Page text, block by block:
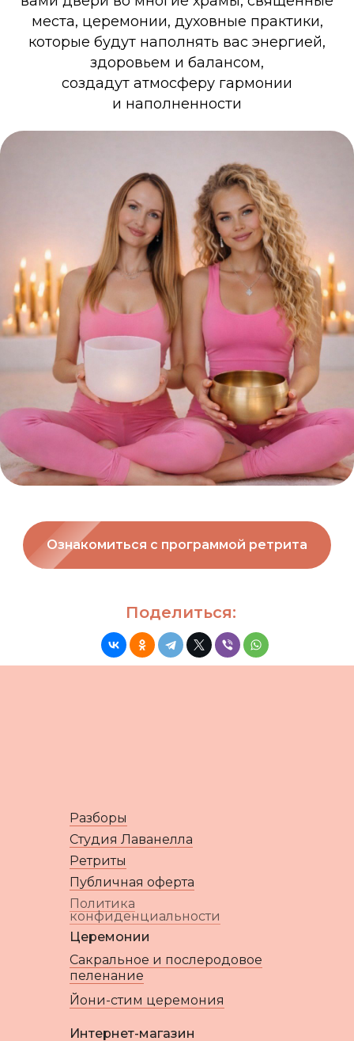
места, церемонии, духовные практики,
которые будут наполнять вас энергией,
здоровьем и балансом,
создадут атмосферу гармонии
и наполненности
Ознакомиться с программой ретрита
Поделиться:
Разборы
Студия Лаванелла
Ретриты
Публичная оферта
Политика
конфиденциальности
Церемонии
Сакральное и послеродовое
пеленание
Йони-стим церемония
Интернет-магазин